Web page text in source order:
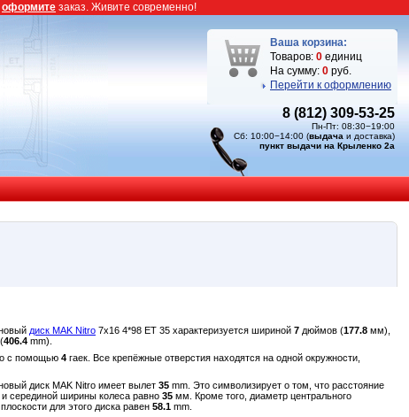
Ваша корзина:
Товаров: 0 единиц
На сумму: 0 руб.
Перейти к оформлению
8 (812) 309-53-25
Пн-Пт: 08:30−19:00
Сб: 10:00−14:00 (выдача и доставка)
пункт выдачи на Крыленко 2а
диск MAK Nitro 7x16 4*98 ET 35 характеризуется шириной 7 дюймов (177.8 мм),
406.4 mm).
с помощью 4 гаек. Все крепёжные отверстия находятся на одной окружности,
диск MAK Nitro имеет вылет 35 mm. Это символизирует о том, что расстояние
серединой ширины колеса равно 35 мм. Кроме того, диаметр центрального
для этого диска равен 58.1 mm.
оформите заказ. Живите современно!